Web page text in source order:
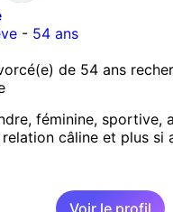
- 54 ans
de 54 ans
féminine, sportive,
câline et plus si
Voir le profil